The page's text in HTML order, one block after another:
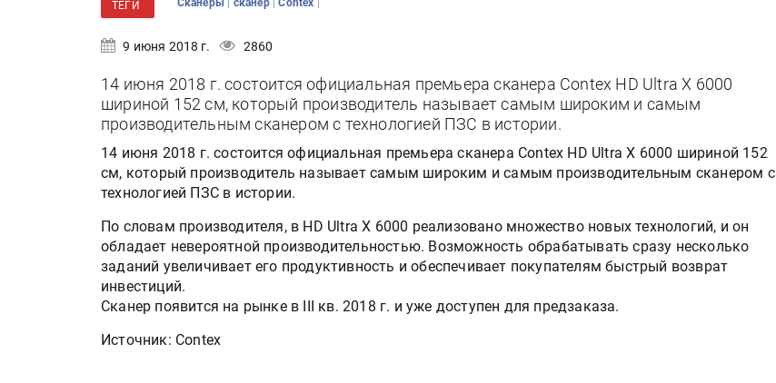
ТЕГИ Сканеры сканер Contex
9 июня 2018 г. 2860
14 июня 2018 г. состоится официальная премьера сканера Contex HD Ultra X 6000
шириной 152 см, который производитель называет самым широким и самым
производительным сканером с технологией ПЗС в истории.
14 июня 2018 г. состоится официальная премьера сканера Contex HD Ultra X 6000 шириной 152
см, который производитель называет самым широким и самым производительным сканером с
технологией ПЗС в истории.
По словам производителя, в HD Ultra X 6000 реализовано множество новых технологий, и он
обладает невероятной производительностью. Возможность обрабатывать сразу несколько
заданий увеличивает его продуктивность и обеспечивает покупателям быстрый возврат
инвестиций.
Сканер появится на рынке в III кв. 2018 г. и уже доступен для предзаказа.
Источник: Contex